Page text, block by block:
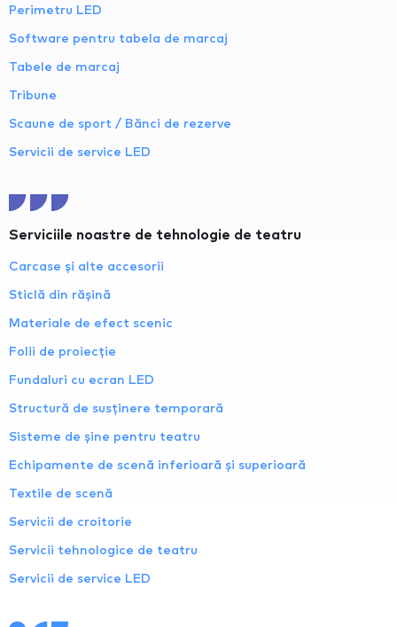
Perimetru LED
Software pentru tabela de marcaj
Tabele de marcaj
Tribune
Scaune de sport / Bănci de rezerve
Servicii de service LED
Serviciile noastre de tehnologie de teatru
Carcase și alte accesorii
Sticlă din rășină
Materiale de efect scenic
Folii de proiecție
Fundaluri cu ecran LED
Structură de susținere temporară
Sisteme de șine pentru teatru
Echipamente de scenă inferioară și superioară
Textile de scenă
Servicii de croitorie
Servicii tehnologice de teatru
Servicii de service LED